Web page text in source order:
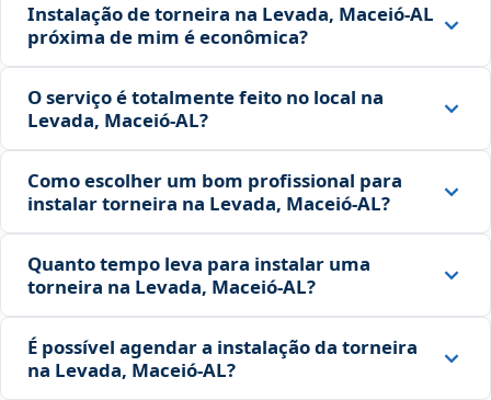
Instalação de torneira na Levada, Maceió‑AL
próxima de mim é econômica?
O serviço é totalmente feito no local na
Levada, Maceió‑AL?
Como escolher um bom profissional para
instalar torneira na Levada, Maceió‑AL?
Quanto tempo leva para instalar uma
torneira na Levada, Maceió‑AL?
É possível agendar a instalação da torneira
na Levada, Maceió‑AL?